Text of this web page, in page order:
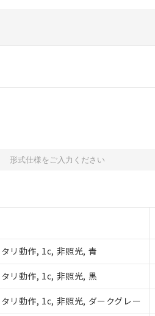
リ動作, 1c, 非照光, 青
リ動作, 1c, 非照光, 黒
リ動作, 1c, 非照光, ダークグレー